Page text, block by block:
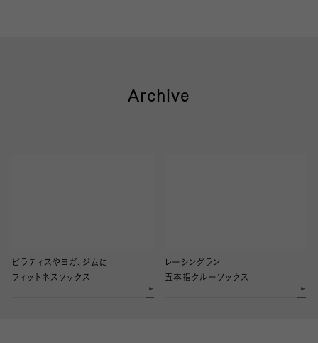
Archive
ピラティスやヨガ、ジムに
フィットネスソックス
レーシングラン
五本指クルーソックス